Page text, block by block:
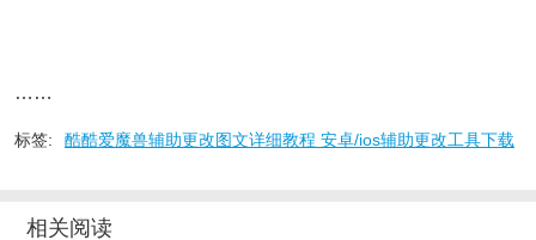
……
标签: 酷酷爱魔兽辅助更改图文详细教程 安卓/ios辅助更改工具下载
相关阅读